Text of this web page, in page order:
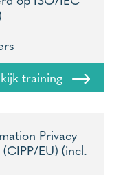
training
Privacy
EU) (incl.